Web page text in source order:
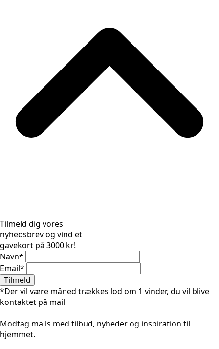
Tilmeld dig vores
nyhedsbrev og vind et
gavekort på 3000 kr!
Navn*
Email*
Tilmeld
*Der vil være måned trækkes lod om 1 vinder, du vil blive
kontaktet på mail
Modtag mails med tilbud, nyheder og inspiration til
hjemmet.